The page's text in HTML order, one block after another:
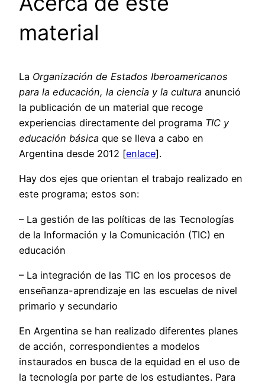
material
La Organización de Estados Iberoamericanos
para la educación, la ciencia y la cultura anunció
la publicación de un material que recoge
experiencias directamente del programa TIC y
educación básica que se lleva a cabo en
Argentina desde 2012 [enlace].
Hay dos ejes que orientan el trabajo realizado en
este programa; estos son:
– La gestión de las políticas de las Tecnologías
de la Información y la Comunicación (TIC) en
educación
– La integración de las TIC en los procesos de
enseñanza-aprendizaje en las escuelas de nivel
primario y secundario
En Argentina se han realizado diferentes planes
de acción, correspondientes a modelos
instaurados en busca de la equidad en el uso de
la tecnología por parte de los estudiantes. Para